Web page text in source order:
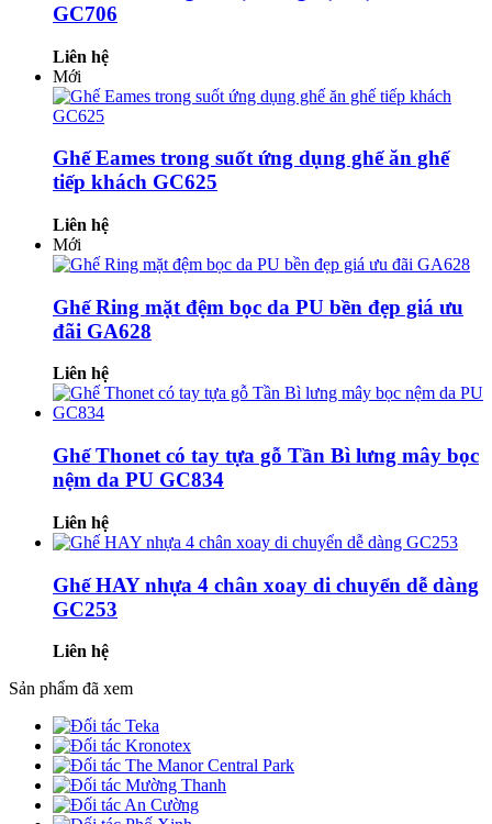
GC706
Liên hệ
Mới
Ghế Eames trong suốt ứng dụng ghế ăn ghế
tiếp khách GC625
Liên hệ
Mới
Ghế Ring mặt đệm bọc da PU bền đẹp giá ưu
đãi GA628
Liên hệ
Ghế Thonet có tay tựa gỗ Tần Bì lưng mây bọc
nệm da PU GC834
Liên hệ
Ghế HAY nhựa 4 chân xoay di chuyển dễ dàng
GC253
Liên hệ
Sản phẩm đã xem